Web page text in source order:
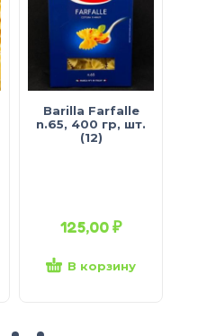
Barilla Farfalle
n.65, 400 гр, шт.
(12)
125,00₽
В корзину